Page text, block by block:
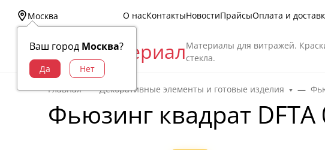
Москва
Ваш город Москва?
О насКонтактыНовостиПрайсыОплата и
Витраж МатериалМатериалы для витражей.
стекла.
Главная Декоративные элементы и готовые изделия
Фьюзинг квадрат